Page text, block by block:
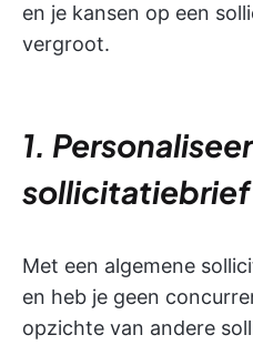
en je kansen op een
vergroot.
1.
sollicitatiebrief
Met een algemene
en heb je geen
opzichte van andere